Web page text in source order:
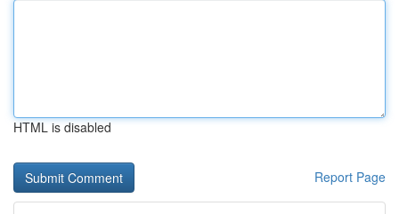
HTML is disabled
Report Page